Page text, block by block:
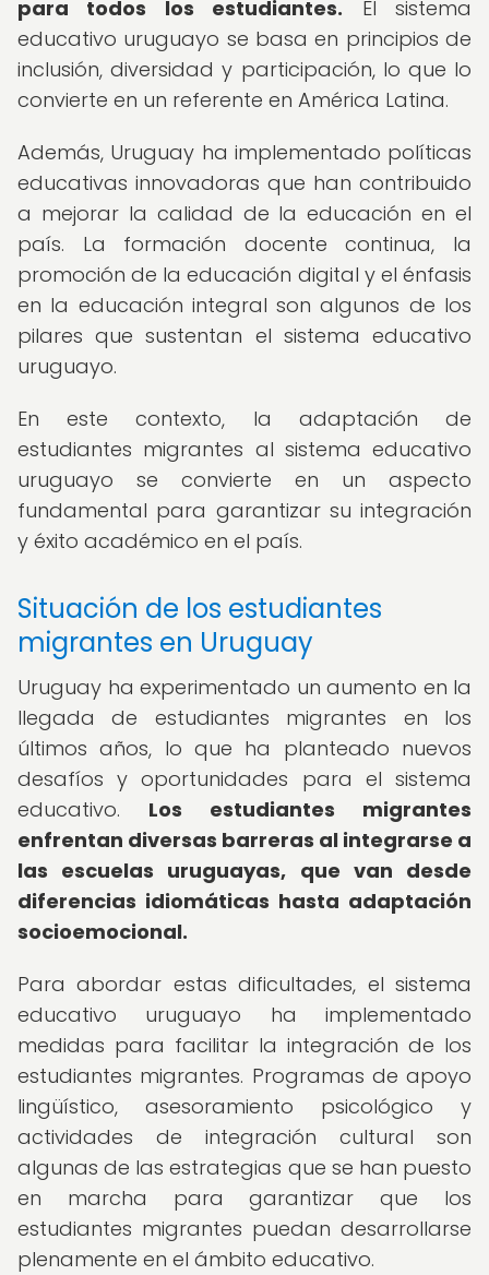
para todos los estudiantes. El sistema
educativo uruguayo se basa en principios de
inclusión, diversidad y participación, lo que lo
convierte en un referente en América Latina.
Además, Uruguay ha implementado políticas
educativas innovadoras que han contribuido
a mejorar la calidad de la educación en el
país. La formación docente continua, la
promoción de la educación digital y el énfasis
en la educación integral son algunos de los
pilares que sustentan el sistema educativo
uruguayo.
En este contexto, la adaptación de
estudiantes migrantes al sistema educativo
uruguayo se convierte en un aspecto
fundamental para garantizar su integración
y éxito académico en el país.
Situación de los estudiantes
migrantes en Uruguay
Uruguay ha experimentado un aumento en la
llegada de estudiantes migrantes en los
últimos años, lo que ha planteado nuevos
desafíos y oportunidades para el sistema
educativo. Los estudiantes migrantes
enfrentan diversas barreras al integrarse a
las escuelas uruguayas, que van desde
diferencias idiomáticas hasta adaptación
socioemocional.
Para abordar estas dificultades, el sistema
educativo uruguayo ha implementado
medidas para facilitar la integración de los
estudiantes migrantes. Programas de apoyo
lingüístico, asesoramiento psicológico y
actividades de integración cultural son
algunas de las estrategias que se han puesto
en marcha para garantizar que los
estudiantes migrantes puedan desarrollarse
plenamente en el ámbito educativo.